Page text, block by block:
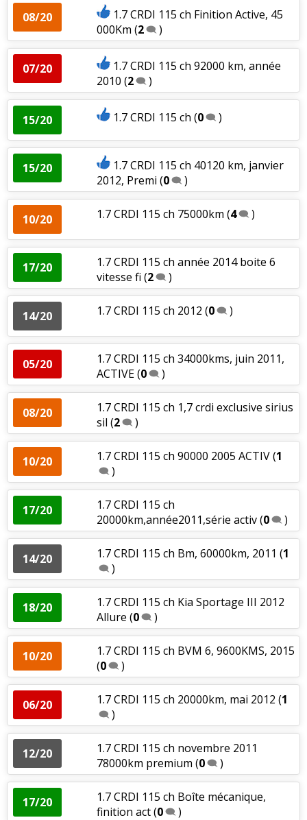
08/20
1.7 CRDI 115 ch Finition Active, 45
000Km (2 )
07/20
1.7 CRDI 115 ch 92000 km, année
2010 (2 )
15/20 1.7 CRDI 115 ch (0 )
15/20
1.7 CRDI 115 ch 40120 km, janvier
2012, Premi (0 )
10/20 1.7 CRDI 115 ch 75000km (4 )
17/20
1.7 CRDI 115 ch année 2014 boite 6
vitesse fi (2 )
14/20 1.7 CRDI 115 ch 2012 (0 )
05/20
1.7 CRDI 115 ch 34000kms, juin 2011,
ACTIVE(0 )
08/20
1.7 CRDI 115 ch 1,7 crdi exclusive sirius
sil (2 )
10/20 1.7 CRDI 115 ch 90000 2005 ACTIV(1
)
17/20
1.7 CRDI 115 ch
20000km,année2011,série activ(0 )
14/20 1.7 CRDI 115 ch Bm, 60000km, 2011 (1
)
18/20
1.7 CRDI 115 ch Kia Sportage III 2012
Allure (0 )
10/20
1.7 CRDI 115 ch BVM 6, 9600KMS, 2015
(0 )
06/20 1.7 CRDI 115 ch 20000km, mai 2012 (1
)
12/20
1.7 CRDI 115 ch novembre 2011
78000km premium (0 )
17/20
1.7 CRDI 115 ch Boîte mécanique,
finition act(0 )